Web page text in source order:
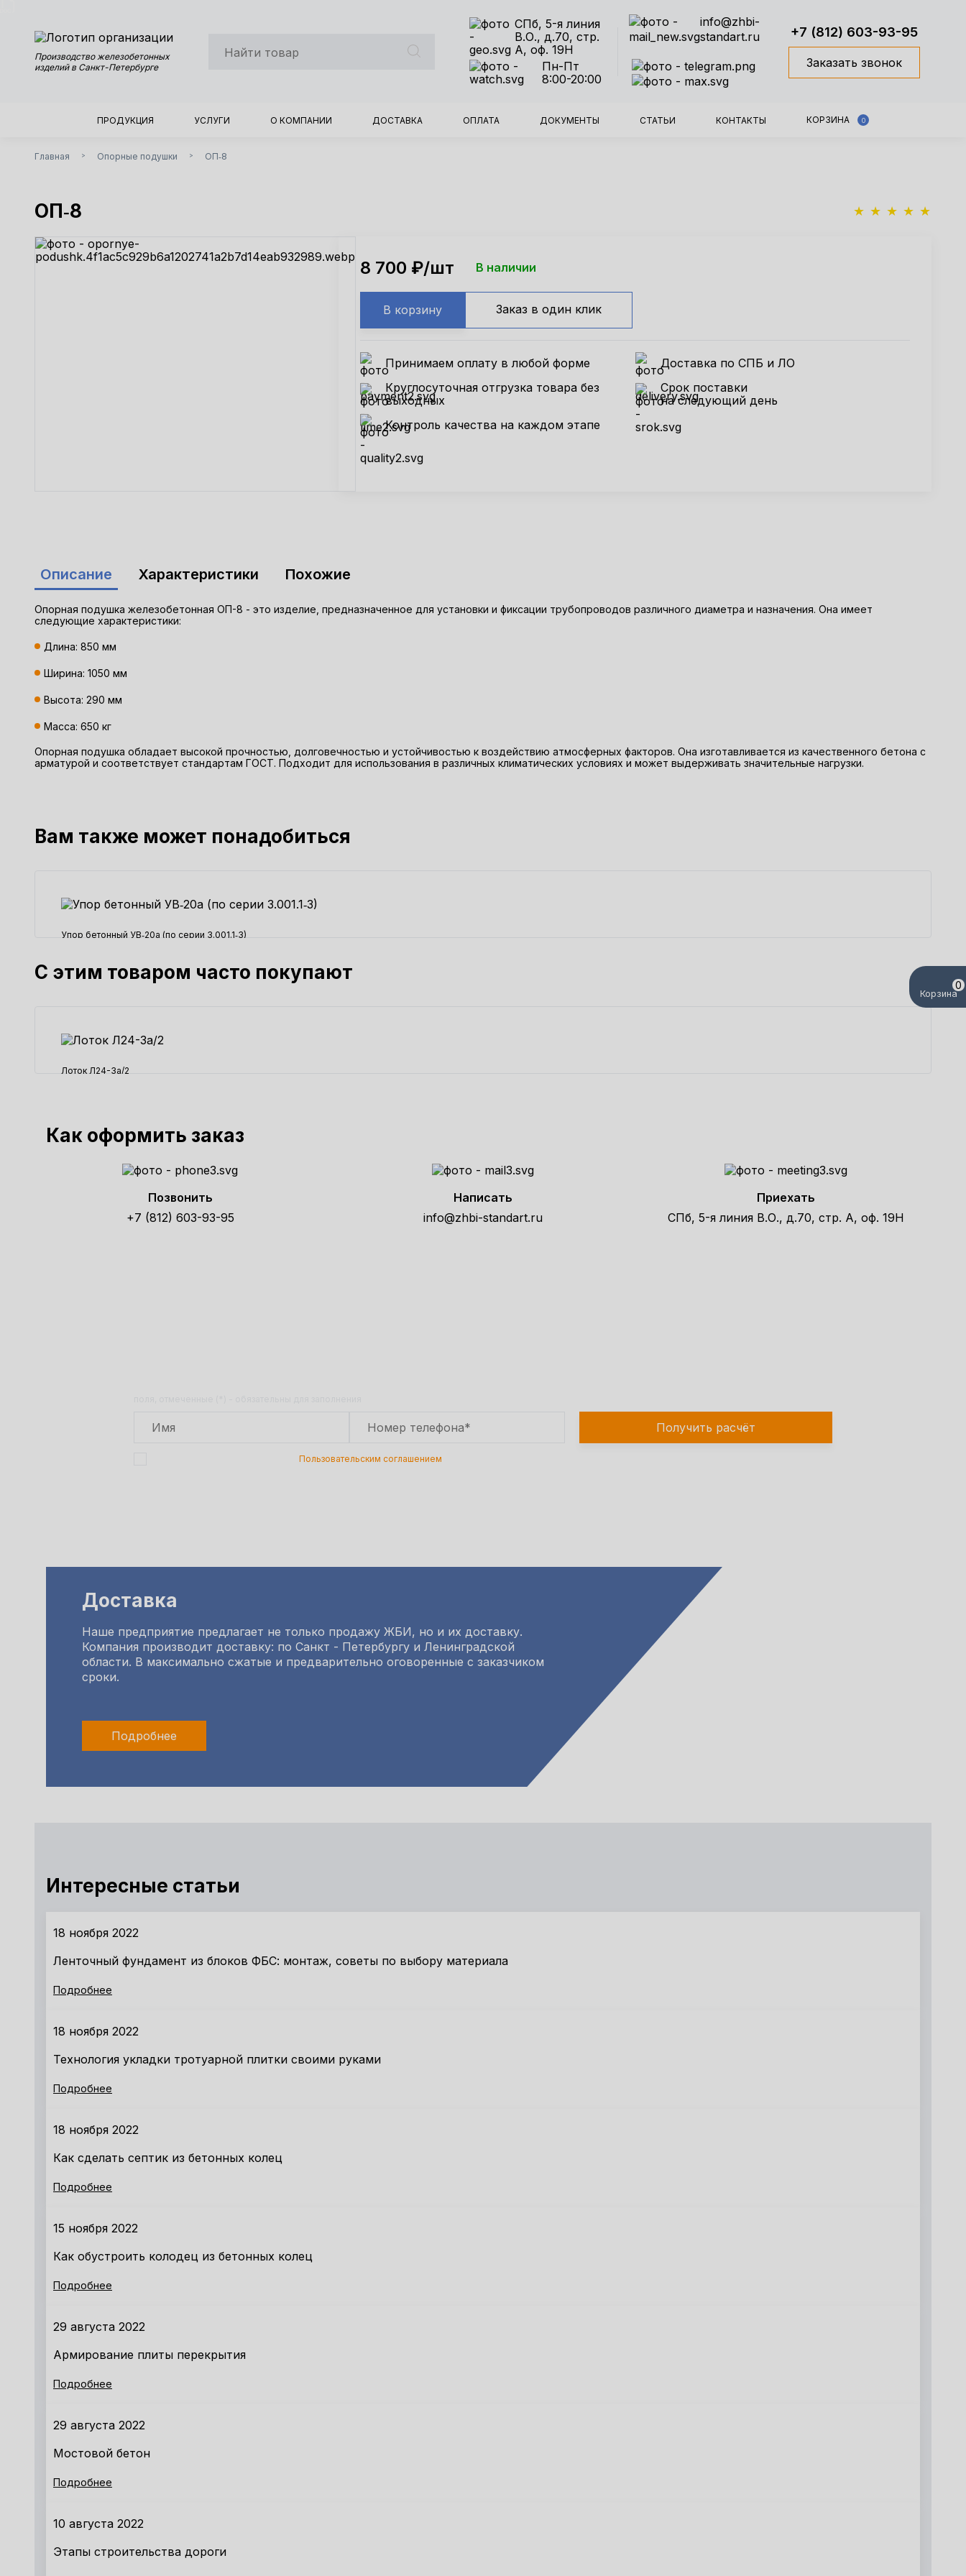
Производство железобетонных
изделий в Санкт-Петербурге
СПб, 5-я линия
В.О., д.70, стр.
А, оф. 19Н
Пн-Пт
8:00-20:00
info@zhbi-
standart.ru
+7 (812) 603-93-95
Заказать звонок
ПРОДУКЦИЯ УСЛУГИ О КОМПАНИИ ДОСТАВКА ОПЛАТА ДОКУМЕНТЫ СТАТЬИ КОНТАКТЫ КОРЗИНА 0
Главная > Опорные подушки > ОП‑8
ОП‑8
8 700 ₽/шт В наличии
В корзину Заказ в один клик
Принимаем оплату в любой форме
Доставка по СПБ и ЛО
Круглосуточная отгрузка товара без
выходных
Срок поставки
на следующий день
Контроль качества на каждом этапе
Описание Характеристики Похожие
Опорная подушка железобетонная ОП-8 - это изделие, предназначенное для установки и фиксации трубопроводов различного диаметра и назначения. Она имеет
следующие характеристики:
Длина: 850 мм
Ширина: 1050 мм
Высота: 290 мм
Масса: 650 кг
Опорная подушка обладает высокой прочностью, долговечностью и устойчивостью к воздействию атмосферных факторов. Она изготавливается из качественного бетона с
арматурой и соответствует стандартам ГОСТ. Подходит для использования в различных климатических условиях и может выдерживать значительные нагрузки.
Вам также может понадобиться
Упор бетонный УВ‑20а (по серии 3.001.1‑3)
С этим товаром часто покупают
Лоток Л24-3а/2
Как оформить заказ
Позвонить
+7 (812) 603-93-95
Написать
info@zhbi-standart.ru
Приехать
СПб, 5-я линия В.О., д.70, стр. А, оф. 19Н
Пользовательским соглашением
Получить расчёт
Доставка
Наше предприятие предлагает не только продажу ЖБИ, но и их доставку.
Компания производит доставку: по Санкт - Петербургу и Ленинградской
области. В максимально сжатые и предварительно оговоренные с заказчиком
сроки.
Подробнее
Интересные статьи
18 ноября 2022
Ленточный фундамент из блоков ФБС: монтаж, советы по выбору материала
Подробнее
18 ноября 2022
Технология укладки тротуарной плитки своими руками
Подробнее
18 ноября 2022
Как сделать септик из бетонных колец
Подробнее
15 ноября 2022
Как обустроить колодец из бетонных колец
Подробнее
29 августа 2022
Армирование плиты перекрытия
Подробнее
29 августа 2022
Мостовой бетон
Подробнее
10 августа 2022
Этапы строительства дороги
Корзина
0